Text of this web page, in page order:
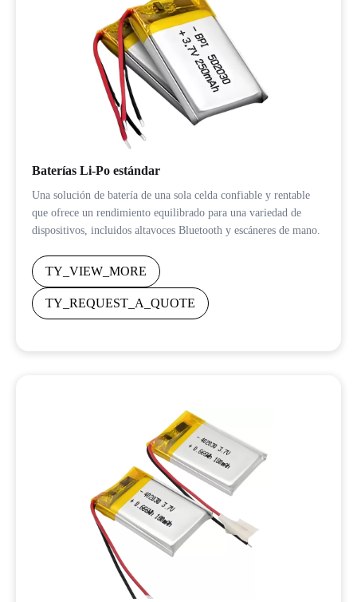
Baterías Li-Po estándar
Una solución de batería de una sola celda confiable y rentable
que ofrece un rendimiento equilibrado para una variedad de
dispositivos, incluidos altavoces Bluetooth y escáneres de mano.
TY_VIEW_MORE
TY_REQUEST_A_QUOTE